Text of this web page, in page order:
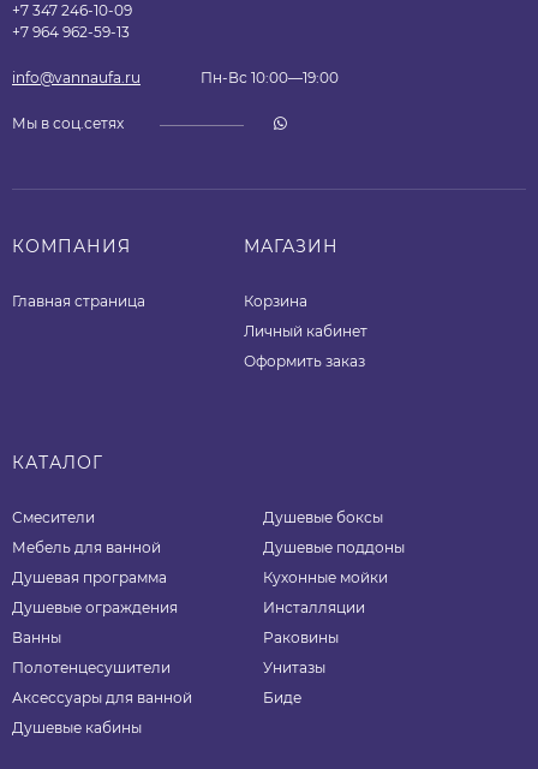
+7 347 246-10-09
+7 964 962-59-13
info@vannaufa.ru Пн-Вс 10:00—19:00
Мы в соц.сетях
КОМПАНИЯ
Главная страница
МАГАЗИН
Корзина
Личный кабинет
Оформить заказ
КАТАЛОГ
Смесители
Мебель для ванной
Душевая программа
Душевые ограждения
Ванны
Полотенцесушители
Аксессуары для ванной
Душевые кабины
Душевые боксы
Душевые поддоны
Кухонные мойки
Инсталляции
Раковины
Унитазы
Биде